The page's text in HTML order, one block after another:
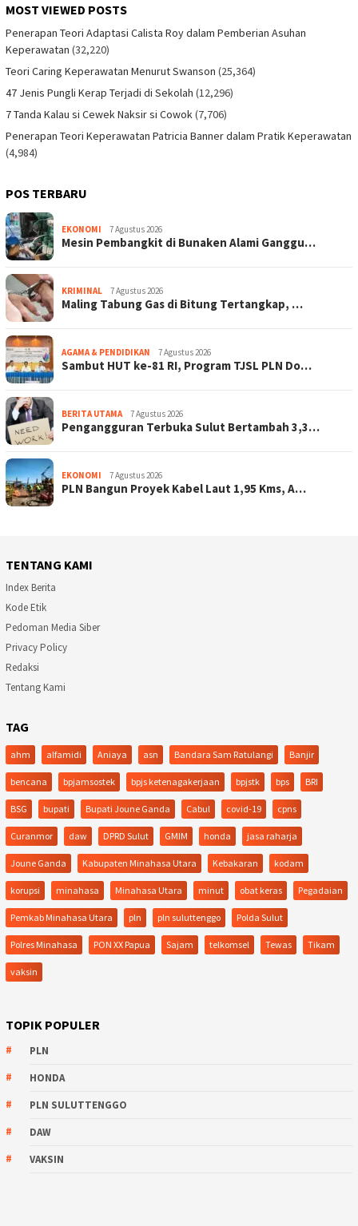
MOST VIEWED POSTS
Penerapan Teori Adaptasi Calista Roy dalam Pemberian Asuhan
Keperawatan (32,220)
Teori Caring Keperawatan Menurut Swanson (25,364)
47 Jenis Pungli Kerap Terjadi di Sekolah (12,296)
7 Tanda Kalau si Cewek Naksir si Cowok(7,706)
Penerapan Teori Keperawatan Patricia Banner dalam Pratik Keperawatan
(4,984)
POS TERBARU
EKONOMI 7 Agustus 2026
Mesin Pembangkit di Bunaken Alami Ganggu…
KRIMINAL 7 Agustus 2026
Maling Tabung Gas di Bitung Tertangkap, …
AGAMA & PENDIDIKAN 7 Agustus 2026
Sambut HUT ke-81 RI, Program TJSL PLN Do…
BERITA UTAMA 7 Agustus 2026
Pengangguran Terbuka Sulut Bertambah 3,3…
EKONOMI 7 Agustus 2026
PLN Bangun Proyek Kabel Laut 1,95 Kms, A…
TENTANG KAMI
Index Berita
Kode Etik
Pedoman Media Siber
Privacy Policy
Redaksi
Tentang Kami
TAG
ahm alfamidi Aniaya asn Bandara Sam Ratulangi Banjir
bencana bpjamsostek bpjs ketenagakerjaan bpjstk bps BRI
BSG bupati Bupati Joune Ganda Cabul covid-19 cpns
Curanmor daw DPRD Sulut GMIM honda jasa raharja
Joune Ganda Kabupaten Minahasa Utara Kebakaran kodam
korupsi minahasa Minahasa Utara minut obat keras Pegadaian
Pemkab Minahasa Utara pln pln suluttenggo Polda Sulut
Polres Minahasa PON XX Papua Sajam telkomsel Tewas Tikam
vaksin
TOPIK POPULER
PLN
HONDA
PLN SULUTTENGGO
DAW
VAKSIN